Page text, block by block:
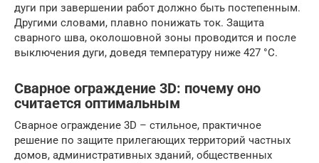
дуги при завершении работ должно быть постепенным.
Другими словами, плавно понижать ток. Защита
сварного шва, околошовной зоны проводится и после
выключения дуги, доведя температуру ниже 427 °C.
Сварное ограждение 3D: почему оно
считается оптимальным
Сварное ограждение 3D – стильное, практичное
решение по защите прилегающих территорий частных
домов, административных зданий, общественных